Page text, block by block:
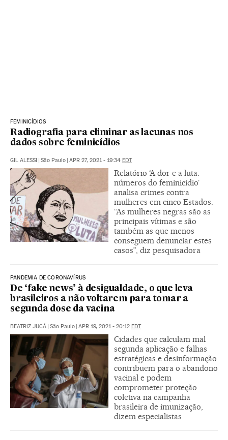
FEMINICÍDIOS
Radiografia para eliminar as lacunas nos
dados sobre feminicídios
GIL ALESSI São Paulo APR 27, 2021 - 19:34 EDT
Relatório ‘A dor e a luta:
números do feminicídio’
analisa crimes contra
mulheres em cinco Estados.
“As mulheres negras são as
principais vítimas e são
também as que menos
conseguem denunciar estes
casos”, diz pesquisadora
PANDEMIA DE CORONAVÍRUS
De ‘fake news’ à desigualdade, o que leva
brasileiros a não voltarem para tomar a
segunda dose da vacina
BEATRIZ JUCÁ São Paulo APR 19, 2021 - 20:12 EDT
Cidades que calculam mal
segunda aplicação e falhas
estratégicas e desinformação
contribuem para o abandono
vacinal e podem
comprometer proteção
coletiva na campanha
brasileira de imunização,
dizem especialistas